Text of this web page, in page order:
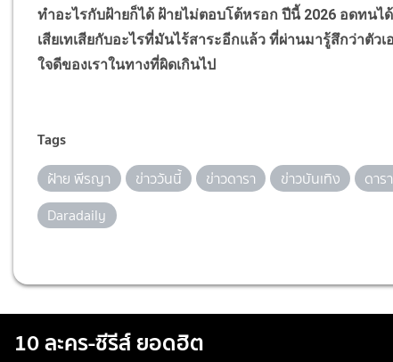
ทำอะไรกับฝ้ายก็ได้ ฝ้ายไม่ตอบโต้หรอก ปีนี้ 2026 อดทน
เสียเทเสียกับอะไรที่มันไร้สาระอีกแล้ว ที่ผ่านมารู้สึกว่าตั
ใจดีของเราในทางที่ผิดเกินไป
Tags
ฝ้าย พีรญา ข่าววันนี้ ข่าวดารา ข่าวบันเทิง ดาร
Daradaily
10 ละคร-ซีรีส์ ยอดฮิต